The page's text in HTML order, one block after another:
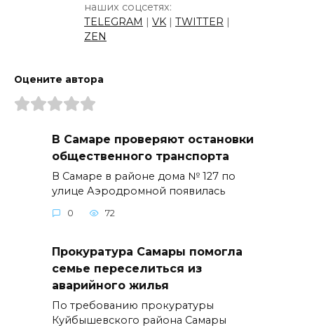
наших соцсетях:
TELEGRAM
VK TWITTER
ZEN
Оцените автора
В Самаре проверяют остановки
общественного транспорта
В Самаре в районе дома № 127 по
улице Аэродромной появилась
0 72
Прокуратура Самары помогла
семье переселиться из
аварийного жилья
По требованию прокуратуры
Куйбышевского района Самары